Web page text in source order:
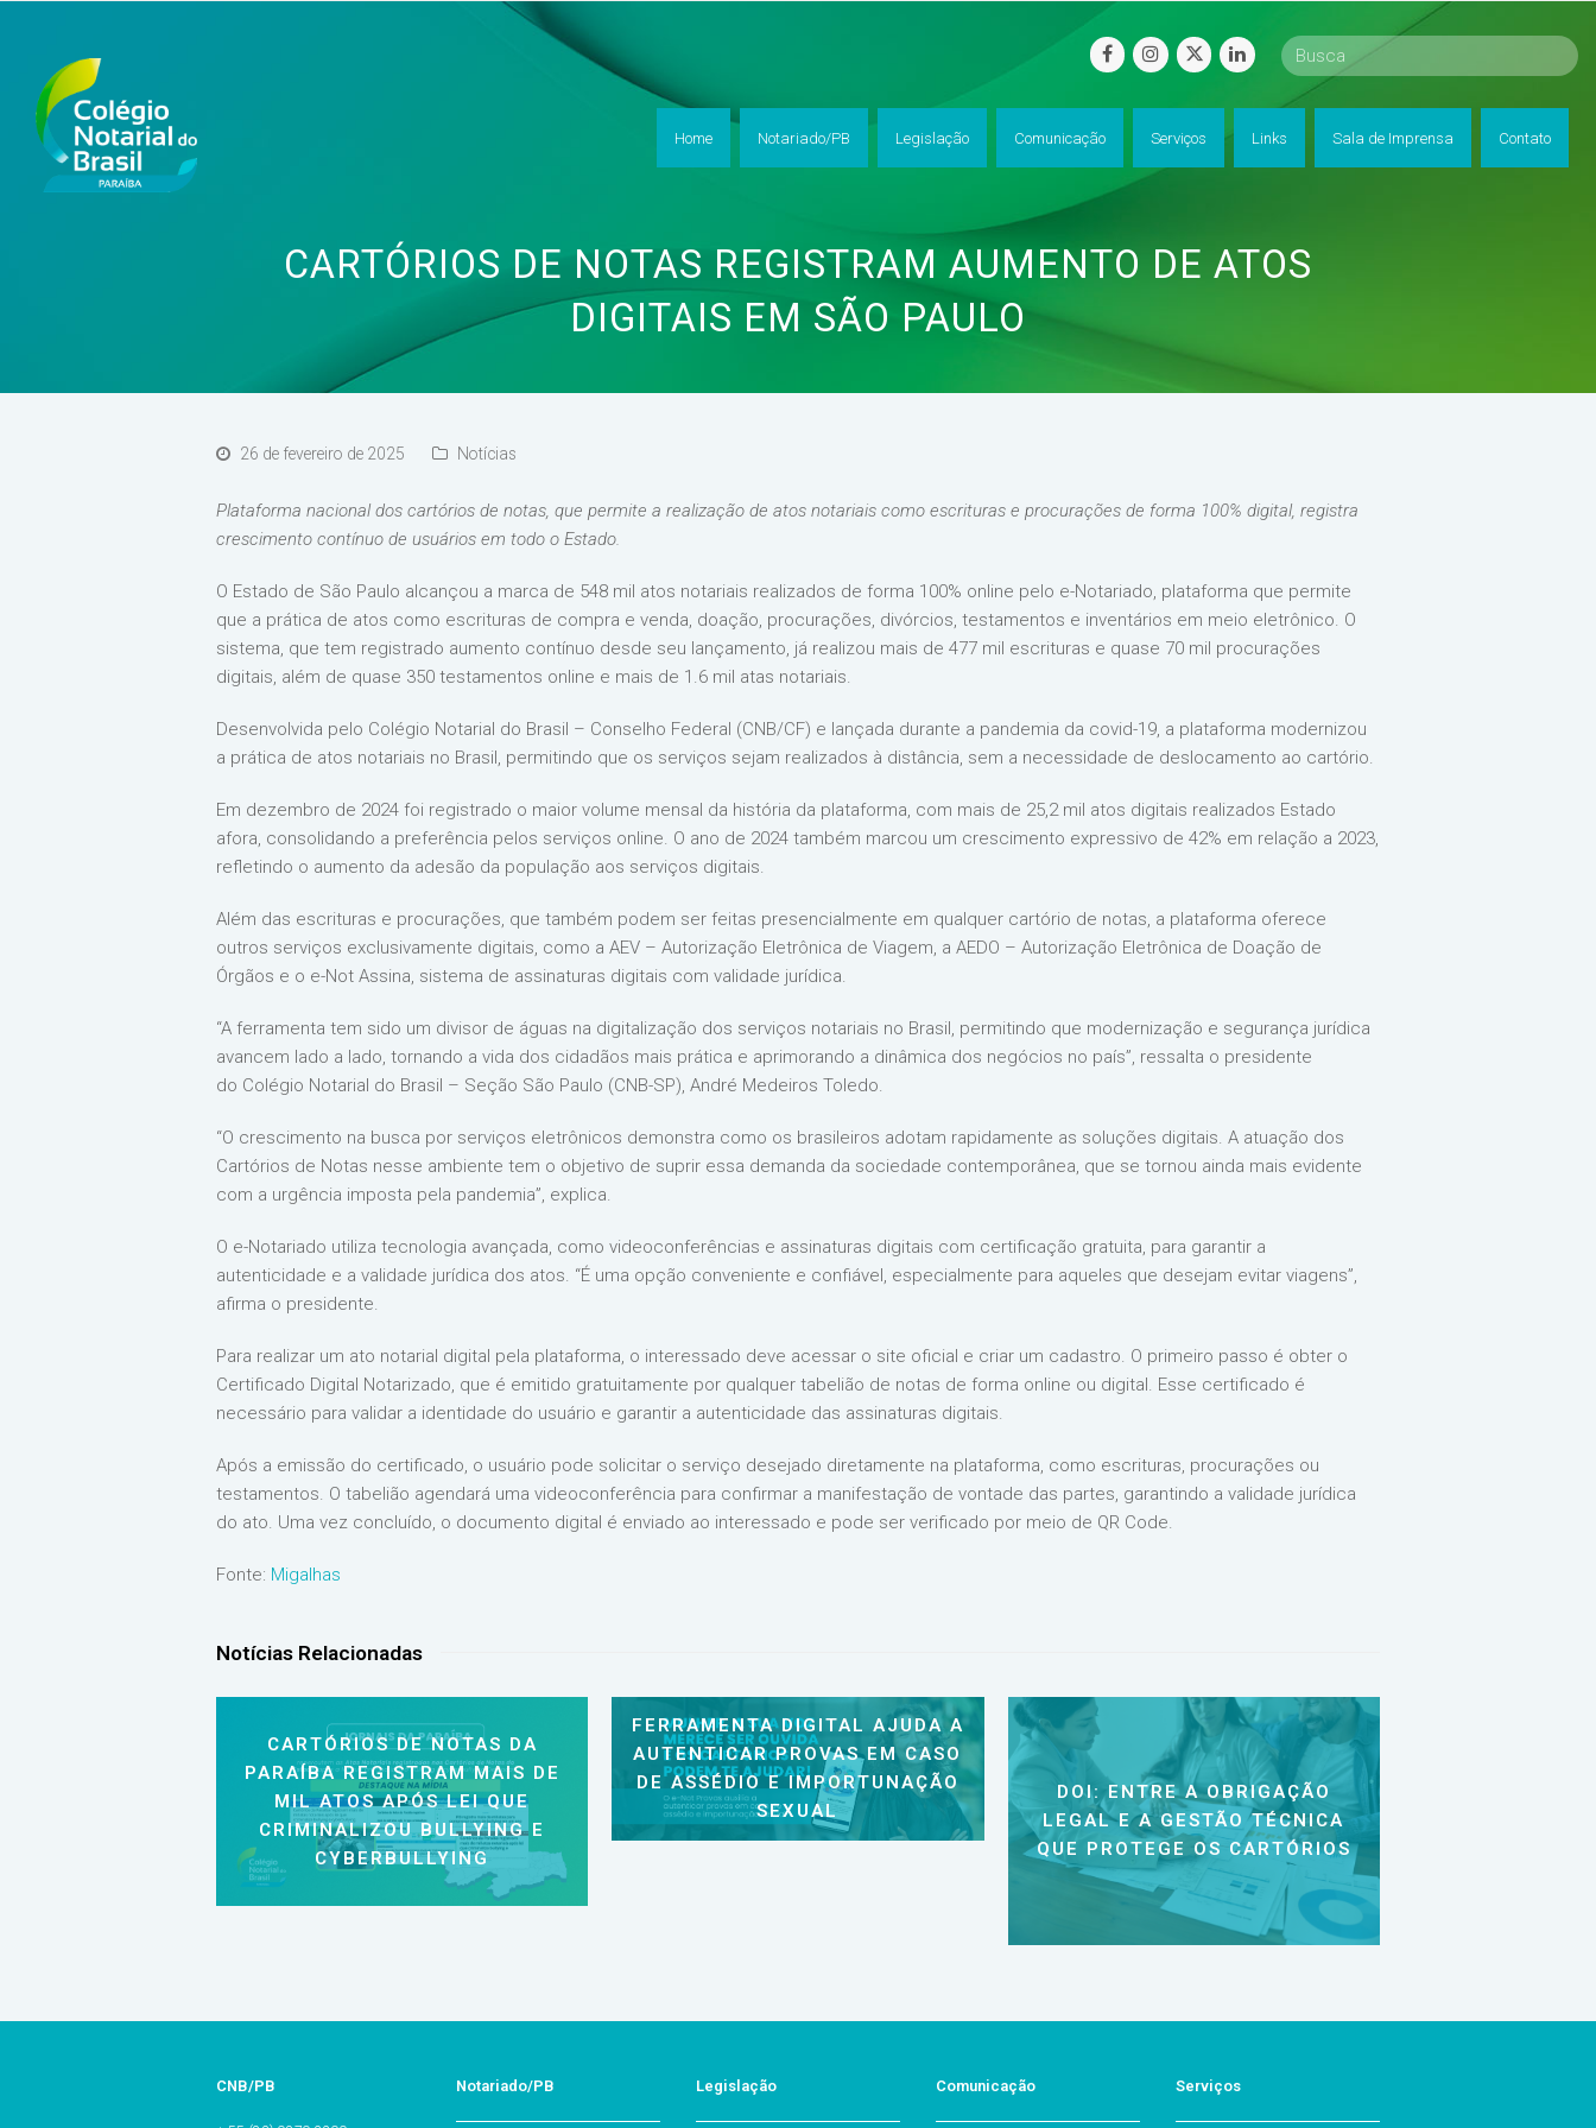
facebookinstagram
twitterlinkedin
Home Notariado/PB Legislação Comunicação Serviços Links Sala de Imprensa Contato
CARTÓRIOS DE NOTAS REGISTRAM AUMENTO DE ATOS
DIGITAIS EM SÃO PAULO
26 de fevereiro de 2025 Notícias
Plataforma nacional dos cartórios de notas, que permite a realização de atos notariais como escrituras e procurações de forma 100% digital, registra
crescimento contínuo de usuários em todo o Estado.
O Estado de São Paulo alcançou a marca de 548 mil atos notariais realizados de forma 100% online pelo e-Notariado, plataforma que permite
que a prática de atos como escrituras de compra e venda, doação, procurações, divórcios, testamentos e inventários em meio eletrônico. O
sistema, que tem registrado aumento contínuo desde seu lançamento, já realizou mais de 477 mil escrituras e quase 70 mil procurações
digitais, além de quase 350 testamentos online e mais de 1.6 mil atas notariais.
Desenvolvida pelo Colégio Notarial do Brasil – Conselho Federal (CNB/CF) e lançada durante a pandemia da covid-19, a plataforma modernizou
a prática de atos notariais no Brasil, permitindo que os serviços sejam realizados à distância, sem a necessidade de deslocamento ao cartório.
Em dezembro de 2024 foi registrado o maior volume mensal da história da plataforma, com mais de 25,2 mil atos digitais realizados Estado
afora, consolidando a preferência pelos serviços online. O ano de 2024 também marcou um crescimento expressivo de 42% em relação a 2023,
refletindo o aumento da adesão da população aos serviços digitais.
Além das escrituras e procurações, que também podem ser feitas presencialmente em qualquer cartório de notas, a plataforma oferece
outros serviços exclusivamente digitais, como a AEV – Autorização Eletrônica de Viagem, a AEDO – Autorização Eletrônica de Doação de
Órgãos e o e-Not Assina, sistema de assinaturas digitais com validade jurídica.
“A ferramenta tem sido um divisor de águas na digitalização dos serviços notariais no Brasil, permitindo que modernização e segurança jurídica
avancem lado a lado, tornando a vida dos cidadãos mais prática e aprimorando a dinâmica dos negócios no país”, ressalta o presidente
do Colégio Notarial do Brasil – Seção São Paulo (CNB-SP), André Medeiros Toledo.
“O crescimento na busca por serviços eletrônicos demonstra como os brasileiros adotam rapidamente as soluções digitais. A atuação dos
Cartórios de Notas nesse ambiente tem o objetivo de suprir essa demanda da sociedade contemporânea, que se tornou ainda mais evidente
com a urgência imposta pela pandemia”, explica.
O e-Notariado utiliza tecnologia avançada, como videoconferências e assinaturas digitais com certificação gratuita, para garantir a
autenticidade e a validade jurídica dos atos. “É uma opção conveniente e confiável, especialmente para aqueles que desejam evitar viagens”,
afirma o presidente.
Para realizar um ato notarial digital pela plataforma, o interessado deve acessar o site oficial e criar um cadastro. O primeiro passo é obter o
Certificado Digital Notarizado, que é emitido gratuitamente por qualquer tabelião de notas de forma online ou digital. Esse certificado é
necessário para validar a identidade do usuário e garantir a autenticidade das assinaturas digitais.
Após a emissão do certificado, o usuário pode solicitar o serviço desejado diretamente na plataforma, como escrituras, procurações ou
testamentos. O tabelião agendará uma videoconferência para confirmar a manifestação de vontade das partes, garantindo a validade jurídica
do ato. Uma vez concluído, o documento digital é enviado ao interessado e pode ser verificado por meio de QR Code.
Fonte: Migalhas
Notícias Relacionadas
CARTÓRIOS DE NOTAS DA
PARAÍBA REGISTRAM MAIS DE
MIL ATOS APÓS LEI QUE
CRIMINALIZOU BULLYING E
CYBERBULLYING
FERRAMENTA DIGITAL AJUDA A
AUTENTICAR PROVAS EM CASO
DE ASSÉDIO E IMPORTUNAÇÃO
SEXUAL
DOI: ENTRE A OBRIGAÇÃO
LEGAL E A GESTÃO TÉCNICA
QUE PROTEGE OS CARTÓRIOS
CNB/PB Notariado/PB Legislação Comunicação Serviços